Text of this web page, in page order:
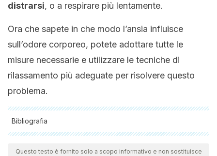
distrarsi, o a respirare più lentamente.
Ora che sapete in che modo l’ansia influisce
sull’odore corporeo, potete adottare tutte le
misure necessarie e utilizzare le tecniche di
rilassamento più adeguate per risolvere questo
problema.
Bibliografia
Tutte le fonti citate sono state esaminate a fondo dal nostro
team per garantirne la qualità, l'affidabilità, l'attualità e la
Questo testo è fornito solo a scopo informativo e non sostituisce